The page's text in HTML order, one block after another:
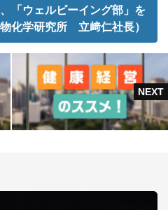
「ウェルビーイング部」を
化学研究所 立﨑仁社長）